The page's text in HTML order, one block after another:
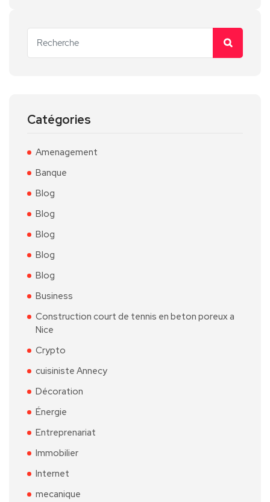
Catégories
Amenagement
Banque
Blog
Blog
Blog
Blog
Blog
Business
Construction court de tennis en beton poreux a
Nice
Crypto
cuisiniste Annecy
Décoration
Énergie
Entreprenariat
Immobilier
Internet
mecanique